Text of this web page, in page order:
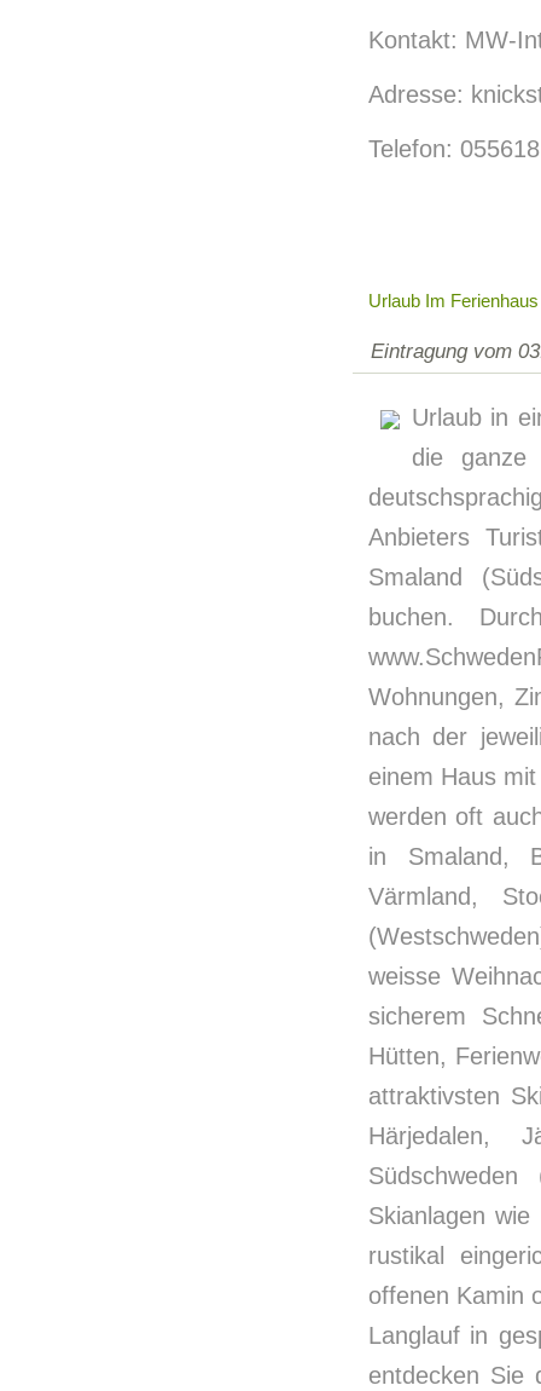
Kontakt: MW-
Adresse:
Telefon:
Urlaub Im
Eintragung vom
Urlaub in
die ganze
Anbieters
Smaland
buchen.
Wohnungen,
nach der
einem Haus
werden oft
in Smaland,
Värmland,
weisse
sicherem
Hütten,
attraktivsten
Härjedalen,
Skianlagen
rustikal
offenen Kamin
Langlauf in
entdecken Sie